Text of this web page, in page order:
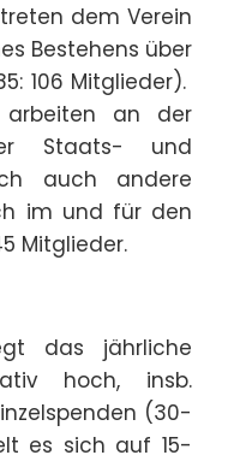
dem Verein
Bestehens über
106 Mitglieder).
an der
Staats- und
auch andere
im und für den
Mitglieder.
das jährliche
hoch, insb.
(30-
es sich auf 15-